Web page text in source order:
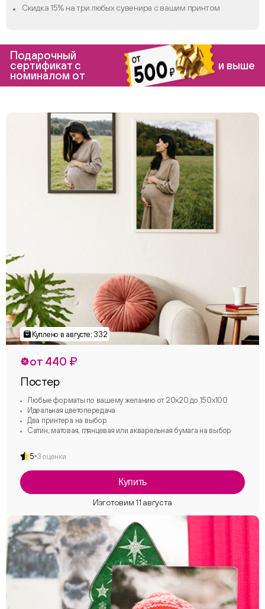
Скидка 15% на три любых сувенира с вашим принтом
Подарочный
сертификат с
номиналом от
и выше
от 440 ₽
Постер
Любые форматы по вашему желанию от 20х20 до 150х100
Идеальная цветопередача
Два принтера на выбор
Сатин, матовая, глянцевая или акварельная бумага на выбор
5 3 оценки
Купить